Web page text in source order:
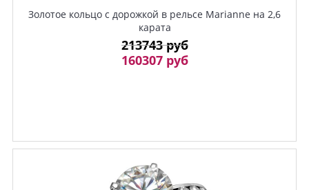
Золотое кольцо с дорожкой в рельсе Marianne на 2,6
карата
213743 руб
160307 руб